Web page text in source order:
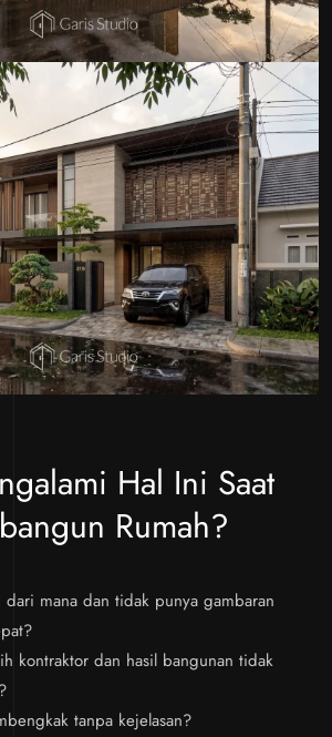
Hal Ini Saat
Rumah?
mana dan tidak punya gambaran
kontraktor dan hasil bangunan tidak
tanpa kejelasan?